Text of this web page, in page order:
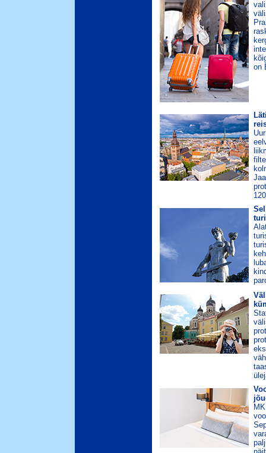
on